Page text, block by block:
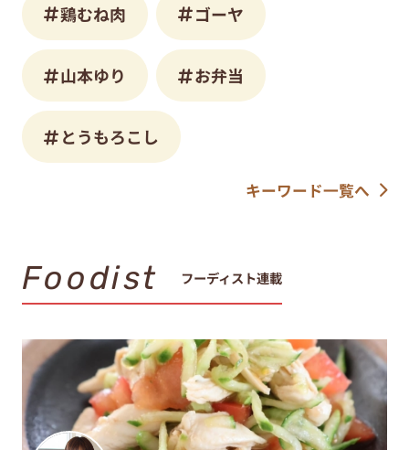
鶏むね肉 ゴーヤ
山本ゆり お弁当
とうもろこし
キーワード一覧へ
Foodist フーディスト連載